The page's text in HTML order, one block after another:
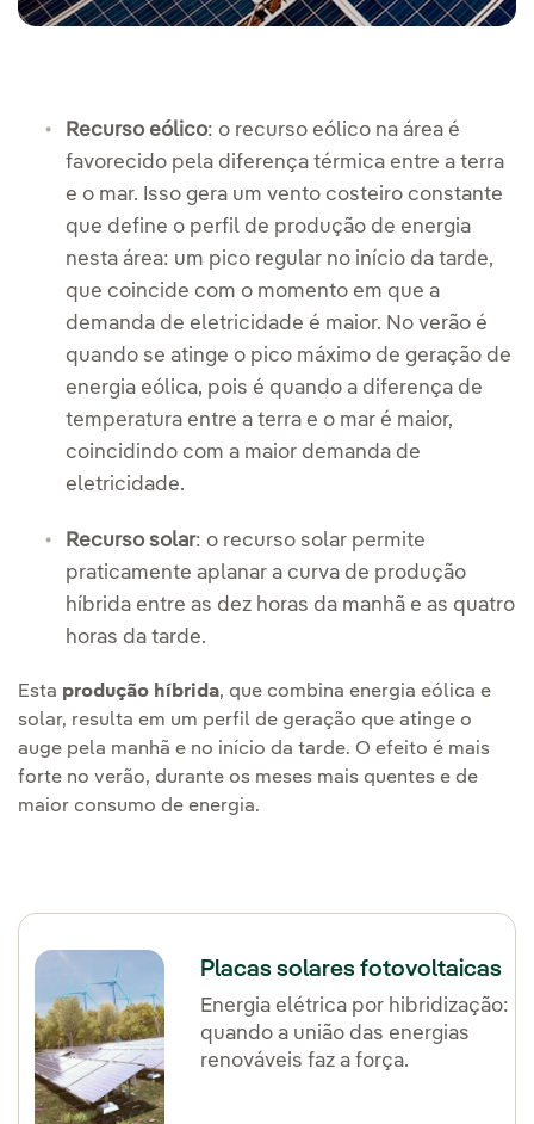
Recurso eólico: o recurso eólico na área é
favorecido pela diferença térmica entre a terra
e o mar. Isso gera um vento costeiro constante
que define o perfil de produção de energia
nesta área: um pico regular no início da tarde,
que coincide com o momento em que a
demanda de eletricidade é maior. No verão é
quando se atinge o pico máximo de geração de
energia eólica, pois é quando a diferença de
temperatura entre a terra e o mar é maior,
coincidindo com a maior demanda de
eletricidade.
Recurso solar: o recurso solar permite
praticamente aplanar a curva de produção
híbrida entre as dez horas da manhã e as quatro
horas da tarde.
Esta produção híbrida, que combina energia eólica e
solar, resulta em um perfil de geração que atinge o
auge pela manhã e no início da tarde. O efeito é mais
forte no verão, durante os meses mais quentes e de
maior consumo de energia.
Placas solares fotovoltaicas
Energia elétrica por hibridização:
quando a união das energias
renováveis faz a força.